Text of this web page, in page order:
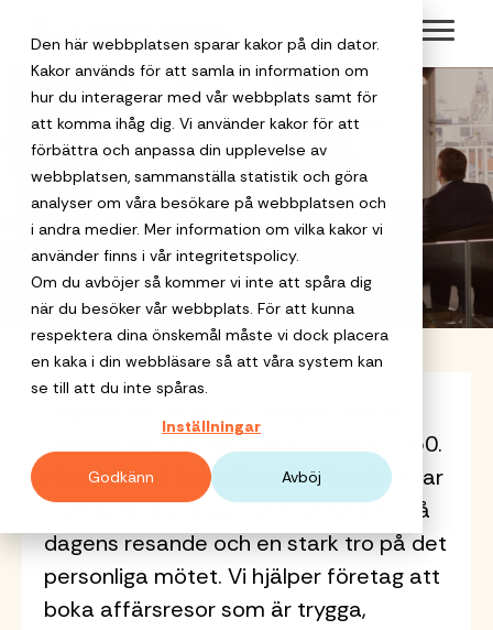
Den här webbplatsen sparar kakor på din dator.
Kakor används för att samla in information om
hur du interagerar med vår webbplats samt för
att komma ihåg dig. Vi använder kakor för att
förbättra och anpassa din upplevelse av
webbplatsen, sammanställa statistik och göra
analyser om våra besökare på webbplatsen och
i andra medier. Mer information om vilka kakor vi
använder finns i vår integritetspolicy.
Om du avböjer så kommer vi inte att spåra dig
när du besöker vår webbplats. För att kunna
respektera dina önskemål måste vi dock placera
en kaka i din webbläsare så att våra system kan
se till att du inte spåras.
Inställningar
Godkänn Avböj
main
content.
Välkommen
till en
personlig
resepartner
Boka
företagsresan
med oss
lägre
kostnader
avtalspriser
och total
kostnadskontroll.
Safe Travels
Vår
trygghetstjänst
som håller koll
på både
resenären och
destinationen.
resepartner?
Som lägre priser,
kostnadskontroll
och support
dygnet runt.
Hållbara
Vi gör det
att boka
exempel med
behöver ni
Vårt verktyg
stöttar
rätt
Affärsresor
för privata
företag
Vi ger
företagsresor
personlighet
och skapar
resandet på
ditt företag.
Med
Resor för
offentlig
verksamhet
Lingmerths
ramavtal med
Kammarkollegiet
och är med i
upphandlingar
och kommuner
gör.
Möten och
När du ska
konferenser,
gruppresor,
kickoffer eller
finns vår
Om Lingmerths
Lingmerths har
funnits sedan 1950
och är en av
Sveriges äldsta
resebyråer. Med 75
års erfarenhet i
ryggen är vi
fortfarande nyfikna
på samtiden och vi
tror starkt på det
personliga mötet
mellan människor.
Om Lingmerths
Lingmerths
Detta är
Lingmerths
Group
kvalificerad
partner för
rådgivning och
bokning av
affärsresor,
konferenser och
Detta är Lingmerths
resebyråer och har funnits sedan 1950.
Med över 75 års erfarenhet kombinerar
vi gedigen kunskap med nyfikenhet på
dagens resande och en stark tro på det
personliga mötet. Vi hjälper företag att
boka affärsresor som är trygga,